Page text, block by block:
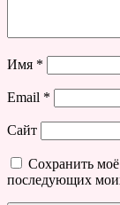
Имя *
Email *
Сайт
Сохранить моё
последующих